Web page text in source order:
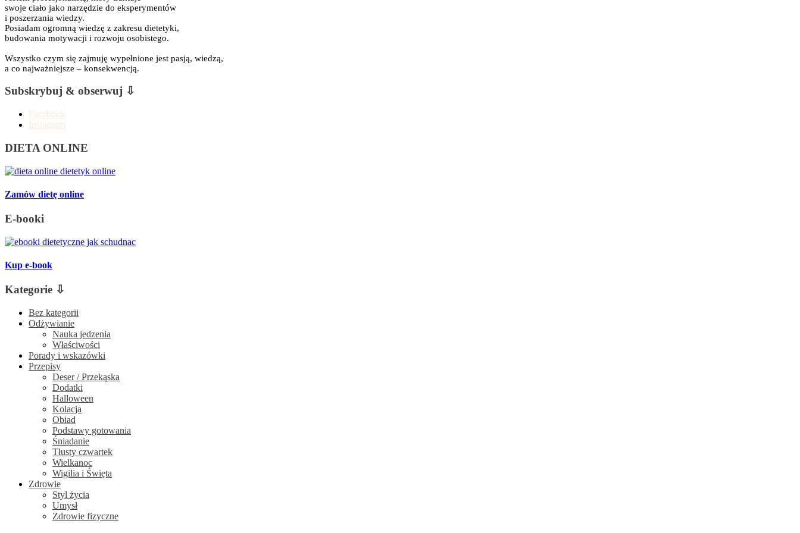
swoje ciało jako narzędzie do eksperymentów
i poszerzania wiedzy.
Posiadam ogromną wiedzę z zakresu dietetyki,
budowania motywacji i rozwoju osobistego.
Wszystko czym się zajmuję wypełnione jest pasją, wiedzą,
a co najważniejsze – konsekwencją.
Subskrybuj & obserwuj ⇩
Facebook
Instagram
DIETA ONLINE
Zamów dietę online
E-booki
Kup e-book
Kategorie ⇩
Bez kategorii
Odżywianie
Nauka jedzenia
Właściwości
Porady i wskazówki
Przepisy
Deser / Przekąska
Dodatki
Halloween
Kolacja
Obiad
Podstawy gotowania
Śniadanie
Tłusty czwartek
Wielkanoc
Wigilia i Święta
Zdrowie
Styl życia
Umysł
Zdrowie fizyczne